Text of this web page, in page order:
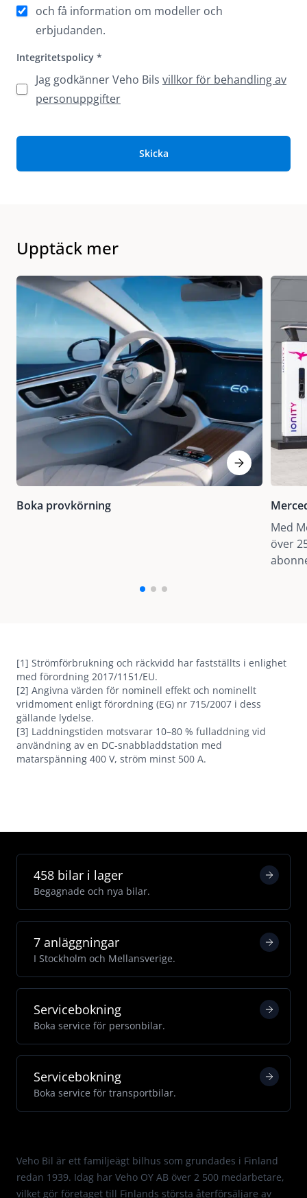
och få information om modeller och
erbjudanden.
Integritetspolicy *
Jag godkänner Veho Bils villkor för behandling av
personuppgifter
Skicka
Upptäck mer
Boka provkörning
Med
över
[1] Strömförbrukning och räckvidd har fastställts i enlighet
med förordning 2017/1151/EU.
[2] Angivna värden för nominell effekt och nominellt
vridmoment enligt förordning (EG) nr 715/2007 i dess
gällande lydelse.
[3] Laddningstiden motsvarar 10–80 % fulladdning vid
användning av en DC-snabbladdstation med
matarspänning 400 V, ström minst 500 A.
458 bilar i lager
Begagnade och nya bilar.
7 anläggningar
I Stockholm och Mellansverige.
Servicebokning
Boka service för personbilar.
Servicebokning
Boka service för transportbilar.
Veho Bil är ett familjeägt bilhus som grundades i Finland
redan 1939. Idag har Veho OY AB över 2 500 medarbetare,
vilket gör företaget till Finlands största återförsäljare av